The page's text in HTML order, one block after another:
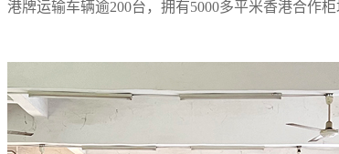
港牌运输车辆逾200台，拥有5000多平米香港合作